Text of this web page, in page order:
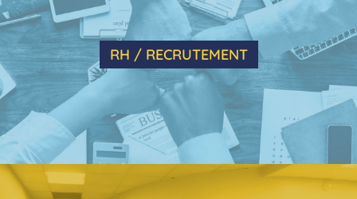
RH / RECRUTEMENT